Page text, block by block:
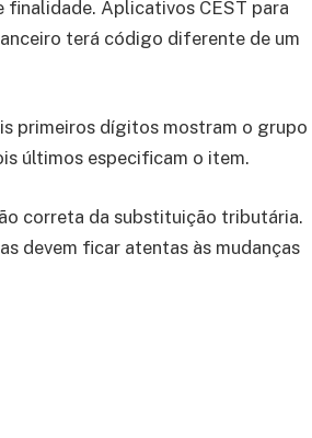
finalidade. Aplicativos CEST para
terá código diferente de um
primeiros dígitos mostram o grupo
últimos especificam o item.
correta da substituição tributária.
devem ficar atentas às mudanças